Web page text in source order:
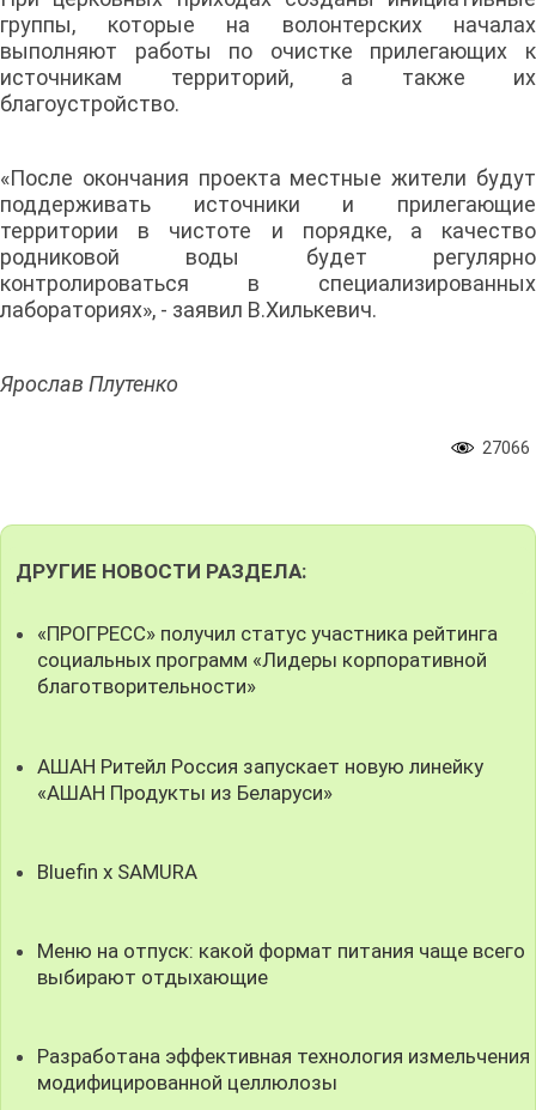
группы, которые на волонтерских началах
выполняют работы по очистке прилегающих к
источникам территорий, а также их
благоустройство.
«После окончания проекта местные жители будут
поддерживать источники и прилегающие
территории в чистоте и порядке, а качество
родниковой воды будет регулярно
контролироваться в специализированных
лабораториях», - заявил В.Хилькевич.
Ярослав Плутенко
27066
ДРУГИЕ НОВОСТИ РАЗДЕЛА:
«ПРОГРЕСС» получил статус участника рейтинга
социальных программ «Лидеры корпоративной
благотворительности»
АШАН Ритейл Россия запускает новую линейку
«АШАН Продукты из Беларуси»
Bluefin x SAMURA
Меню на отпуск: какой формат питания чаще всего
выбирают отдыхающие
Разработана эффективная технология измельчения
модифицированной целлюлозы